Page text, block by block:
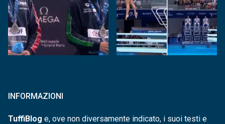
INFORMAZIONI
TuffiBlog e, ove non diversamente indicato, i suoi testi e